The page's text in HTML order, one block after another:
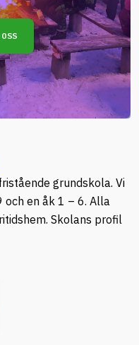
grundskola. Vi
en åk 1 – 6. Alla
Skolans profil